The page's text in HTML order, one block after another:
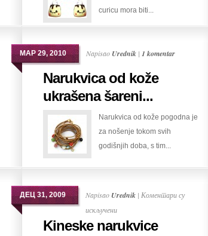
minđušice
curicu mora biti...
МАР 29, 2010 Napisao Urednik | 1 komentar
Narukvica od kože
ukrašena šareni...
Narukvica od kože pogodna je
za nošenje tokom svih
godišnjih doba, s tim...
ДЕЦ 31, 2009 Napisao Urednik | Коментари су
искљученина
Kineske
Kineske narukvice